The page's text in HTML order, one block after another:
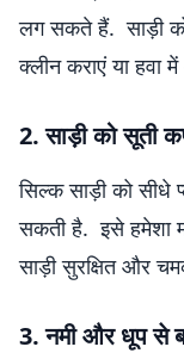
लग सकते हैं. साड़ी
क्लीन कराएं या हवा
2. साड़ी को सूती
सिल्क साड़ी को सीधे
सकती है. इसे हमेशा
साड़ी सुरक्षित और
3. नमी और धूप से